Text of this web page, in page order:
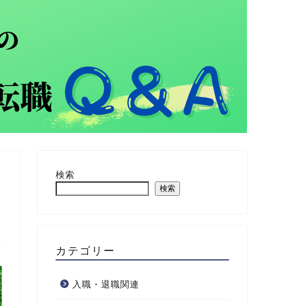
検索
検索
カテゴリー
入職・退職関連